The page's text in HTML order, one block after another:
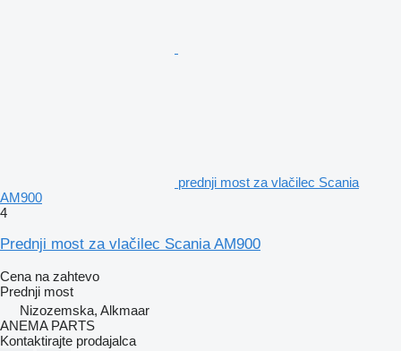
prednji most za vlačilec Scania
AM900
4
Prednji most za vlačilec Scania AM900
Cena na zahtevo
Prednji most
Nizozemska, Alkmaar
ANEMA PARTS
Kontaktirajte prodajalca